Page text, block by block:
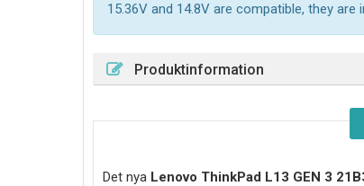
15.36V and 14.8V are compatible, they are
Produktinformation
Det nya Lenovo ThinkPad L13 GEN 3